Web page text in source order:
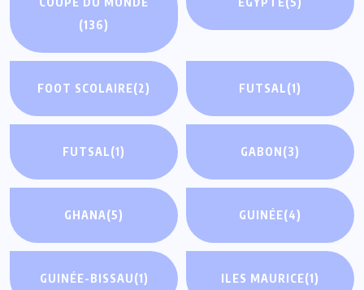
(136)
FOOT SCOLAIRE(2) FUTSAL(1)
FUTSAL(1) GABON(3)
GHANA(5) GUINÉE(4)
GUINÉE-BISSAU(1) ILES MAURICE(1)